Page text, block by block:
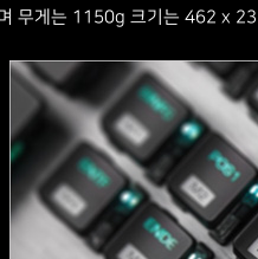
무게는 1150g 크기는 462 x